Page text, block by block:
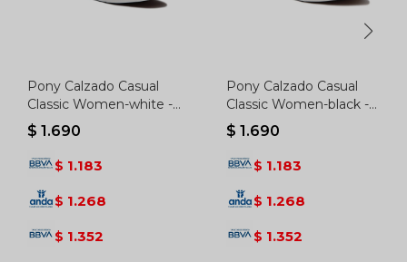
Pony Calzado Casual
Classic Women-white -
Blanco
$ 1.690
$ 1.183
$ 1.268
$ 1.352
Pony Calzado Casual
Classic Women-black -
Negro
$ 1.690
$ 1.183
$ 1.268
$ 1.352